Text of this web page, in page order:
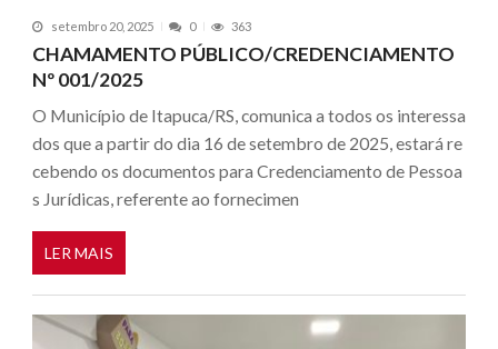
setembro 20, 2025 0 363
CHAMAMENTO PÚBLICO/CREDENCIAMENTO
Nº 001/2025
O Município de Itapuca/RS, comunica a todos os interessa
dos que a partir do dia 16 de setembro de 2025, estará re
cebendo os documentos para Credenciamento de Pessoa
s Jurídicas, referente ao fornecimen
LER MAIS